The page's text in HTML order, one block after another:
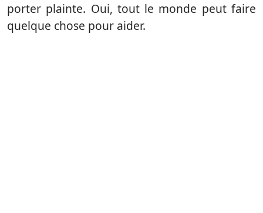
porter plainte. Oui, tout le monde peut faire
quelque chose pour aider.